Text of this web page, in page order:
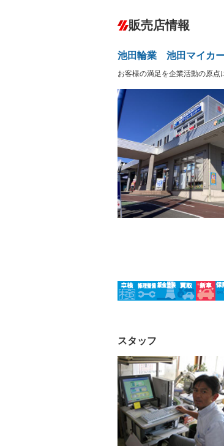
－ ダウンヒルアシストコント
Bluetooth接続
オーディオ：CDまたはCD
－
ヘッドライトウォッシャ
ー
－ LEDヘッドランプ
ランフラットタイヤ
－ フルフラットシート
－ シートヒーター
－ フロントカメラ
－ ルーフレール
販売店情報
池田輪業 池田マイカ
お客様の満足を企業活動の原点
スタッフ